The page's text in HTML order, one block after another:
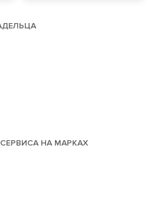
НА МАРКАХ